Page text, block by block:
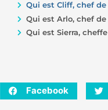
Qui est Cliff, chef
Qui est Arlo, chef
Qui est Sierra,
Facebook